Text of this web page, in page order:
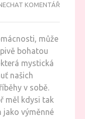
KOMENTÁŘNA
může
bohatou
mystická
našich
v sobě.
měl kdysi tak
jako výměnné